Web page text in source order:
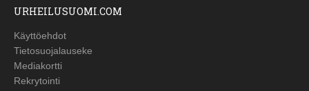
URHEILUSUOMI.COM
Käyttöehdot
Tietosuojalauseke
Mediakortti
Rekrytointi